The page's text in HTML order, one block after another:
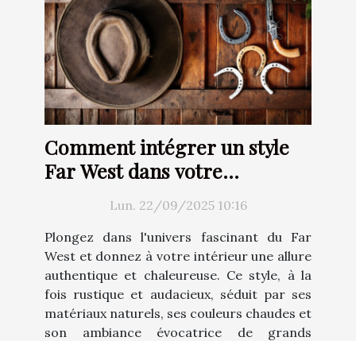
Comment intégrer un style
Far West dans votre
décoration intérieure ?
Lun. 22/09/2025 10:16
Plongez dans l'univers fascinant du Far
West et donnez à votre intérieur une allure
authentique et chaleureuse. Ce style, à la
fois rustique et audacieux, séduit par ses
matériaux naturels, ses couleurs chaudes et
son ambiance évocatrice de grands